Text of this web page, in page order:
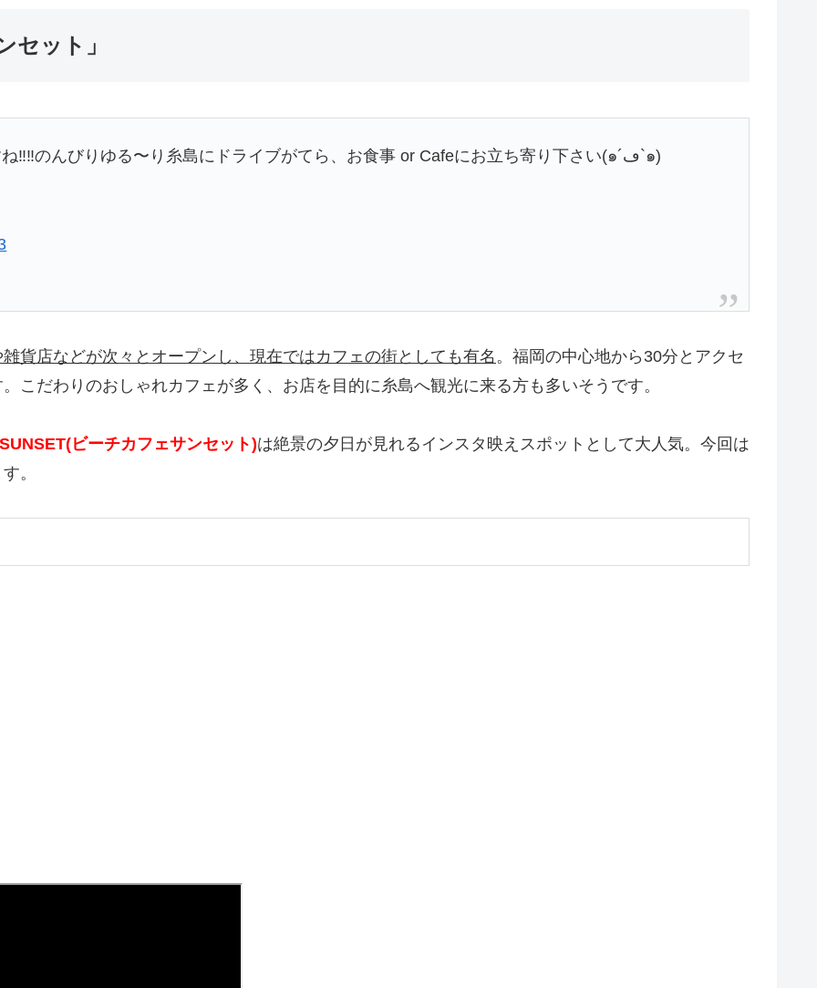
セット」
【SUNSET】今日も気持ちのいー天気ですね‼‼のんびりゆる〜り糸島にドライブがてら、お食事 or Cafeにお立ち寄り下さい(๑´ڡ`๑)
貨店などが次々とオープンし、現在ではカフェの街としても有名 。福岡の中心地から30分とアクセ
こだわりのおしゃれカフェが多く、お店を目的に糸島へ観光に来る方も多いそうです。
ビーチカフェサンセット)は絶景の夕日が見れるインスタ映えスポットとして大人気。今回は
。